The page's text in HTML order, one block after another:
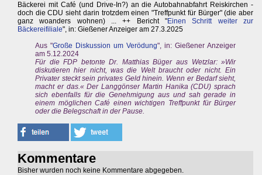
Bäckerei mit Café (und Drive-In?) an die Autobahnabfahrt Reiskirchen -
doch die CDU sieht darin trotzdem einen "Treffpunkt für Bürger" (die aber
ganz woanders wohnen) ... ++ Bericht "Einen Schritt weiter zur
Bäckereifiliale", in: Gießener Anzeiger am 27.3.2025
Aus "Große Diskussion um Verödung", in: Gießener Anzeiger
am 5.12.2024
Für die FDP betonte Dr. Matthias Büger aus Wetzlar: »Wir
diskutieren hier nicht, was die Welt braucht oder nicht. Ein
Privater steckt sein privates Geld hinein. Wenn er Bedarf sieht,
macht er das.« Der Langgönser Martin Hanika (CDU) sprach
sich ebenfalls für die Genehmigung aus und sah gerade in
einem möglichen Café einen wichtigen Treffpunkt für Bürger
oder die Belegschaft in der Pause.
Kommentare
Bisher wurden noch keine Kommentare abgegeben.